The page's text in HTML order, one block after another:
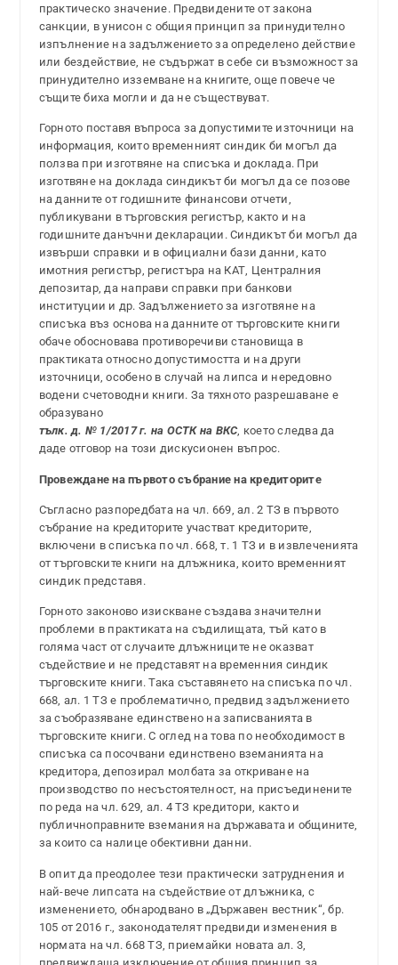
практическо значение. Предвидените от закона
санкции, в унисон с общия принцип за принудително
изпълнение на задължението за определено действие
или бездействие, не съдържат в себе си възможност за
принудително изземване на книгите, още повече че
същите биха могли и да не съществуват.
Горното поставя въпроса за допустимите източници на
информация, които временният синдик би могъл да
ползва при изготвяне на списъка и доклада. При
изготвяне на доклада синдикът би могъл да се позове
на данните от годишните финансови отчети,
публикувани в търговския регистър, както и на
годишните данъчни декларации. Синдикът би могъл да
извърши справки и в официални бази данни, като
имотния регистър, регистъра на КАТ, Централния
депозитар, да направи справки при банкови
институции и др. Задължението за изготвяне на
списъка въз основа на данните от търговските книги
обаче обосновава противоречиви становища в
практиката относно допустимостта и на други
източници, особено в случай на липса и нередовно
водени счетоводни книги. За тяхното разрешаване е
образувано
тълк. д. № 1/2017 г. на ОСТК на ВКС, което следва да
даде отговор на този дискусионен въпрос.
Провеждане на първото събрание на кредиторите
Съгласно разпоредбата на чл. 669, ал. 2 ТЗ в първото
събрание на кредиторите участват кредиторите,
включени в списъка по чл. 668, т. 1 ТЗ и в извлеченията
от търговските книги на длъжника, които временният
синдик представя.
Горното законово изискване създава значителни
проблеми в практиката на съдилищата, тъй като в
голяма част от случаите длъжниците не оказват
съдействие и не представят на временния синдик
търговските книги. Така съставянето на списъка по чл.
668, ал. 1 ТЗ е проблематично, предвид задължението
за съобразяване единствено на записванията в
търговските книги. С оглед на това по необходимост в
списъка са посочвани единствено вземанията на
кредитора, депозирал молбата за откриване на
производство по несъстоятелност, на присъединените
по реда на чл. 629, ал. 4 ТЗ кредитори, както и
публичноправните вземания на държавата и общините,
за които са налице обективни данни.
В опит да преодолее тези практически затруднения и
най-вече липсата на съдействие от длъжника, с
изменението, обнародвано в „Държавен вестник“, бр.
105 от 2016 г., законодателят предвиди изменения в
нормата на чл. 668 ТЗ, приемайки новата ал. 3,